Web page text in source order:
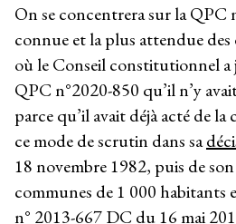
On se concentrera sur la QPC
connue et la plus attendue des
où le Conseil constitutionnel a
QPC n°2020-850 qu’il n’y
parce qu’il avait déjà acté de
ce mode de scrutin dans sa
18 novembre 1982, puis de
communes de 1 000 habitants
n° 2013-667 DC du 16 mai